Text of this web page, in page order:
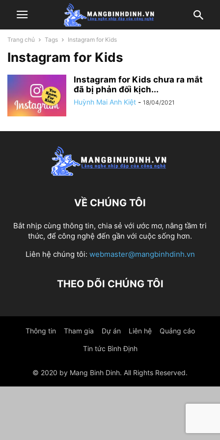
Trang chủ Tags Instagram for Kids
Instagram for Kids
Instagram for Kids chưa ra mắt
đã bị phản đối kịch...
Huỳnh Mai Anh Kiệt - 18/04/2021
VỀ CHÚNG TÔI
Bắt nhịp cùng thông tin, chia sẻ với ước mơ, nâng tầm tri
thức, để công nghệ đến gần với cuộc sống hơn.
Liên hệ chúng tôi: webmaster@mangbinhdinh.vn
THEO DÕI CHÚNG TÔI
Thông tin Tham gia Dự án Liên hệ Quảng cáo
Tin tức Bình Định
© 2020 by Mang Binh Dinh. All Rights Reserved.